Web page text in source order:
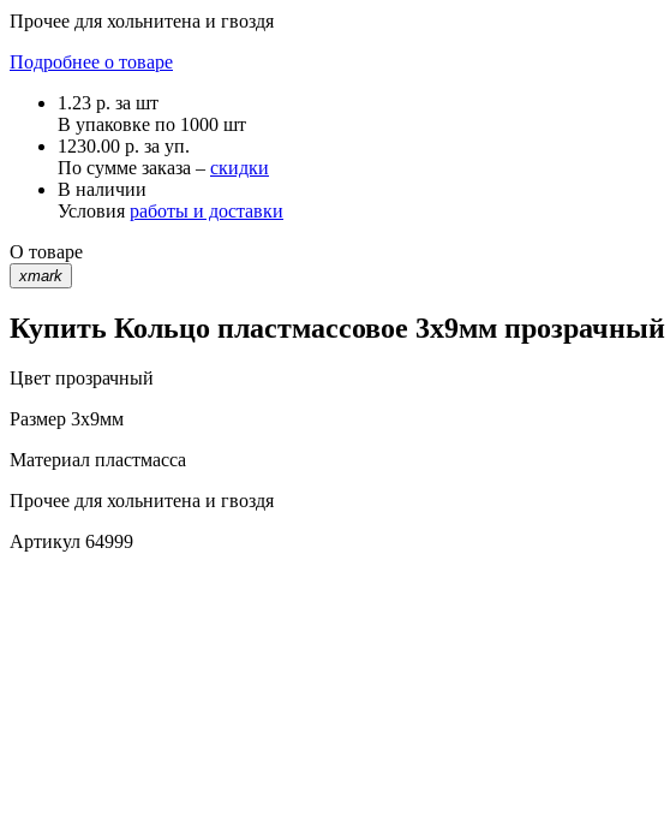
Прочее для хольнитена и гвоздя
Подробнее о товаре
1.23 р. за шт
В упаковке по 1000 шт
1230.00 р. за уп.
По сумме заказа – скидки
В наличии
Условия работы и доставки
О товаре
xmark
Купить Кольцо пластмассовое 3х9мм
Цвет прозрачный
Размер 3х9мм
Материал пластмасса
Прочее для хольнитена и гвоздя
Артикул 64999